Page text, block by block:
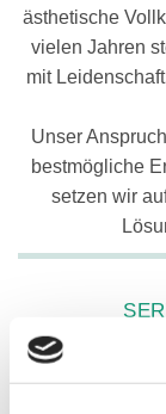
ästhetische
vielen Jahren
mit
Unser
bestmögliche
setzen wir
Schneller